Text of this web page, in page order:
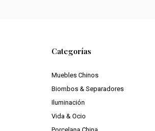
Categorías
Muebles Chinos
Biombos & Separadores
Iluminación
Vida & Ocio